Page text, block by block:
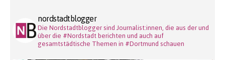
nordstadtblogger
Die Nordstadtblogger sind Journalist:innen, die aus der und
über die #Nordstadt berichten und auch auf
gesamtstädtische Themen in #Dortmund schauen